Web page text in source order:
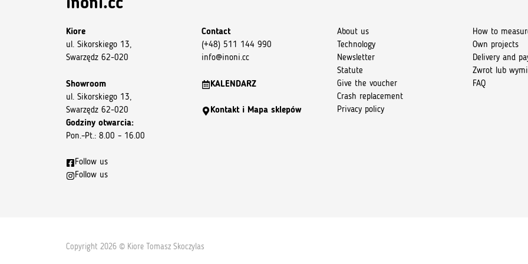
inoni.cc
Kiore
ul. Sikorskiego 13,
Swarzędz 62-020
Showroom
ul. Sikorskiego 13,
Swarzędz 62-020
Godziny otwarcia:
Pon.–Pt.: 8.00 – 16.00
Follow us
Follow us
Contact
(+48) 511 144 990
info@inoni.cc
KALENDARZ
Kontakt i Mapa sklepów
About us
Technology
Newsletter
Statute
Give the voucher
Crash replacement
Privacy policy
How to
Own projects
Delivery and
Zwrot lub
FAQ
Copyright 2026 © Kiore Tomasz Skoczylas